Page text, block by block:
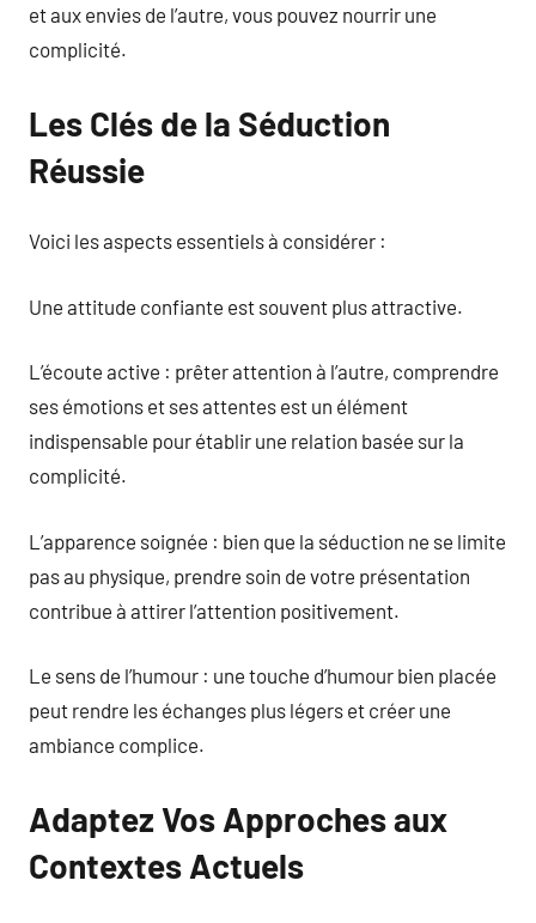
et aux envies de l’autre, vous pouvez nourrir une
complicité.
Les Clés de la Séduction
Réussie
Voici les aspects essentiels à considérer :
Une attitude confiante est souvent plus attractive.
L’écoute active : prêter attention à l’autre, comprendre
ses émotions et ses attentes est un élément
indispensable pour établir une relation basée sur la
complicité.
L’apparence soignée : bien que la séduction ne se limite
pas au physique, prendre soin de votre présentation
contribue à attirer l’attention positivement.
Le sens de l’humour : une touche d’humour bien placée
peut rendre les échanges plus légers et créer une
ambiance complice.
Adaptez Vos Approches aux
Contextes Actuels